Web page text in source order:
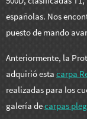
españolas. Nos
puesto de mando
Anteriormente, la
adquirió esta carpa
realizadas para los
galería decarpas